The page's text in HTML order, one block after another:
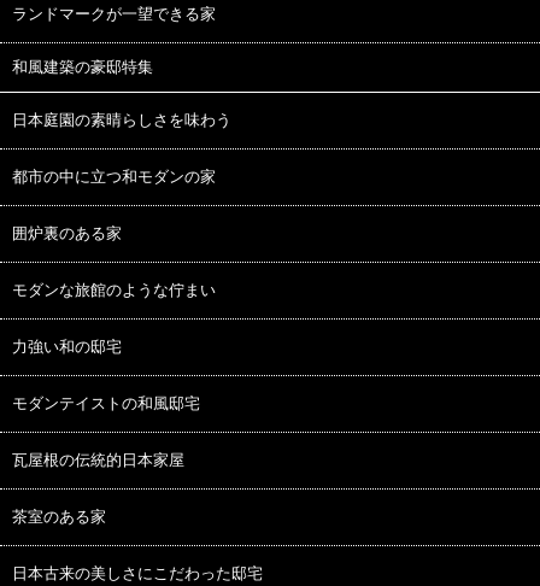
ランドマークが一望できる家
和風建築の豪邸特集
日本庭園の素晴らしさを味わう
都市の中に立つ和モダンの家
囲炉裏のある家
モダンな旅館のような佇まい
力強い和の邸宅
モダンテイストの和風邸宅
瓦屋根の伝統的日本家屋
茶室のある家
日本古来の美しさにこだわった邸宅